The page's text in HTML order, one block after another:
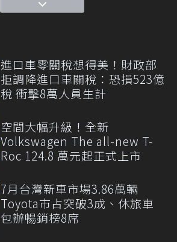
進口車零關稅想得美！財政部
拒調降進口車關稅：恐損523億
稅 衝擊8萬人員生計
空間大幅升級！全新
Volkswagen The all-new T-
Roc 124.8 萬元起正式上市
7月台灣新車市場3.86萬輛
Toyota市占突破3成、休旅車
包辦暢銷榜8席